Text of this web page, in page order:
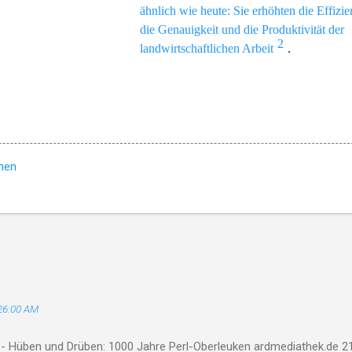
ähnlich wie heute: Sie erhöhten die
die Genauigkeit und die Produktivität der
landwirtschaftlichen Arbeit 2 .
AM
Hüben und Drüben: 1000 Jahre Perl-Oberleuken ardmediathek.de